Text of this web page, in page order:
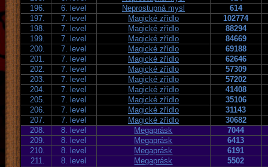
196.
6. level Neprostupná mysl
614
197.
7. level Magické zřídlo
102774
198.
7. level Magické zřídlo
88294
199.
7. level Magické zřídlo
84669
200.
7. level Magické zřídlo
69188
201.
7. level Magické zřídlo
62646
202.
7. level Magické zřídlo
57309
203.
7. level Magické zřídlo
57202
204.
7. level Magické zřídlo
41408
205.
7. level Magické zřídlo
35106
206.
7. level Magické zřídlo
31143
207.
7. level Magické zřídlo
30682
208.
8. level Megaprásk
7044
209.
8. level Megaprásk
6413
210.
8. level Megaprásk
6191
211.
8. level Megaprásk
5502